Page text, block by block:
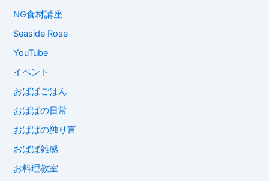
NG食材講座
Seaside Rose
YouTube
イベント
おばばごはん
おばばの日常
おばばの独り言
おばば雑感
お料理教室